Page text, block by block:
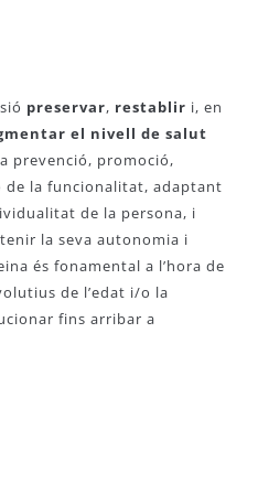
preservar, restablir i, en
el nivell de salut
prevenció, promoció,
de la funcionalitat, adaptant
de la persona, i
la seva autonomia i
és fonamental a l’hora de
de l’edat i/o la
fins arribar a